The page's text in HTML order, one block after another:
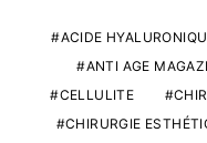
ACIDE
ANTI AGE
CELLULITE
CHIRURGIE